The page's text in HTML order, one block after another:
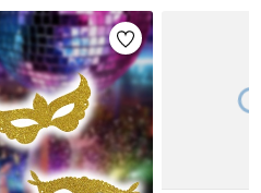
Tasarımlar
partileri, karnavallar ve maskeli
Özellikle
maskelergibi çeşitler, partilerinize
maskelerivekarnaval maskeleri
Bu maskeler, hem
tasarımlarla sunulmaktadır.
konforlu bir kullanım sağlar